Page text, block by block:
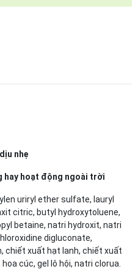
dịu nhẹ
hay hoạt động ngoài trời
uriryl ether sulfate, lauryl
citric, butyl hydroxytoluene,
betaine, natri hydroxit, natri
digluconate,
chiết xuất hạt lanh, chiết xuất
cúc, gel lô hội, natri clorua.